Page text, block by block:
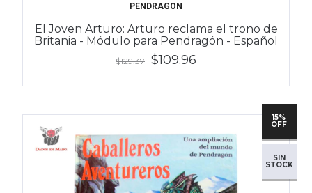
PENDRAGON
El Joven Arturo: Arturo reclama el trono de
Britania - Módulo para Pendragón - Español
$129.37 $109.96
15%
OFF
SIN
STOCK